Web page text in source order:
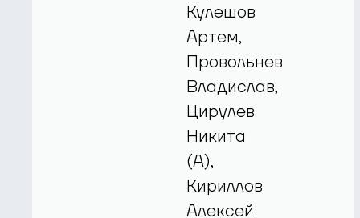
Кулешов
Артем,
Провольнев
Владислав,
Цирулев
Никита
(А),
Кириллов
Алексей